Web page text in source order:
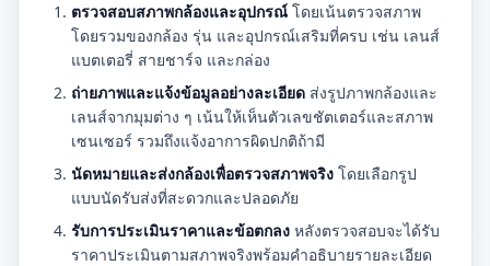
ตรวจสอบสภาพกล้องและอุปกรณ์ โดยเน้นตรวจสภาพ
โดยรวมของกล้อง รุ่น และอุปกรณ์เสริมที่ครบ เช่น เลนส์
แบตเตอรี่ สายชาร์จ และกล่อง
ถ่ายภาพและแจ้งข้อมูลอย่างละเอียด ส่งรูปภาพกล้องและ
เลนส์จากมุมต่าง ๆ เน้นให้เห็นตัวเลขชัตเตอร์และสภาพ
เซนเซอร์ รวมถึงแจ้งอาการผิดปกติถ้ามี
นัดหมายและส่งกล้องเพื่อตรวจสภาพจริง โดยเลือกรูป
แบบนัดรับส่งที่สะดวกและปลอดภัย
รับการประเมินราคาและข้อตกลง หลังตรวจสอบจะได้รับ
ราคาประเมินตามสภาพจริงพร้อมคำอธิบายรายละเอียด